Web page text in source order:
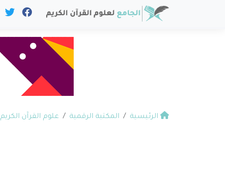
الرئيسية المكتبة الرقمية علوم القرآن الكريم